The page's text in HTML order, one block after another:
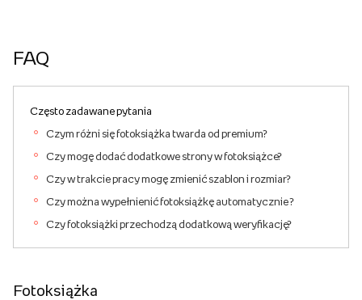
FAQ
Często zadawane pytania
Czym różni się fotoksiążka twarda od premium?
Czy mogę dodać dodatkowe strony w fotoksiążce?
Czy w trakcie pracy mogę zmienić szablon i rozmiar?
Czy można wypełnienić fotoksiążkę automatycznie ?
Czy fotoksiążki przechodzą dodatkową weryfikację?
Fotoksiążka